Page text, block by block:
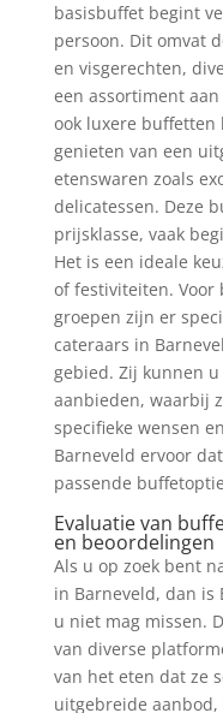
basisbuffet begint
persoon. Dit omvat
en visgerechten,
een assortiment
ook luxere
genieten van een
etenswaren zoals
delicatessen. Deze
prijsklasse, vaak
Het is een ideale
of festiviteiten. Voor
groepen zijn er
cateraars in
gebied. Zij kunnen
aanbieden, waarbij
specifieke wensen
Barneveld ervoor
passende
Evaluatie van
en beoordelingen
Als u op zoek bent
in Barneveld, dan is
u niet mag missen.
van diverse
van het eten dat ze
uitgebreide